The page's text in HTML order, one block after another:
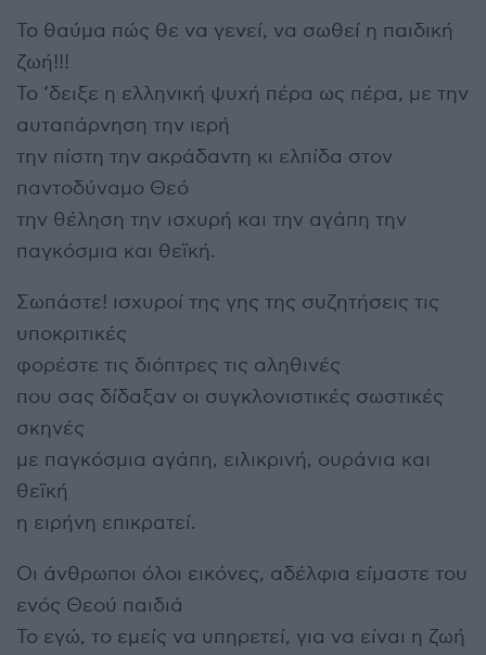
Το θαύμα πώς θε να γενεί, να σωθεί η παιδική
ζωή!!!
Το ‘δειξε η ελληνική ψυχή πέρα ως πέρα, με την
αυταπάρνηση την ιερή
την πίστη την ακράδαντη κι ελπίδα στον
παντοδύναμο Θεό
την θέληση την ισχυρή και την αγάπη την
παγκόσμια και θεϊκή.
Σωπάστε! ισχυροί της γης της συζητήσεις τις
υποκριτικές
φορέστε τις διόπτρες τις αληθινές
που σας δίδαξαν οι συγκλονιστικές σωστικές
σκηνές
με παγκόσμια αγάπη, ειλικρινή, ουράνια και
θεϊκή
η ειρήνη επικρατεί.
Οι άνθρωποι όλοι εικόνες, αδέλφια είμαστε του
ενός Θεού παιδιά
Το εγώ, το εμείς να υπηρετεί, για να είναι η ζωή